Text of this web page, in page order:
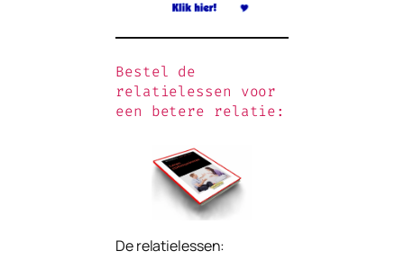
Bestel de
relatielessen voor
een betere relatie:
De relatielessen: